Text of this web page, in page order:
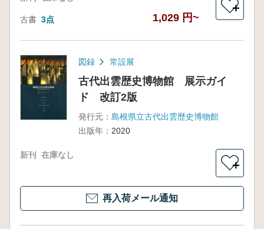
古書 3点 1,029 円~
＋
図録 常設展
古代出雲歴史博物館 展示ガイ
ド 改訂2版
発行元： 島根県立古代出雲歴史博物館
出版年： 2020
新刊 在庫なし
＋
再入荷メール通知